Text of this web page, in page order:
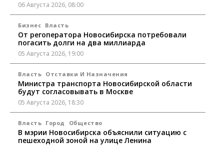
06 Августа 2026, 08:00
Бизнес Власть
От регоператора Новосибирска потребовали
погасить долги на два миллиарда
05 Августа 2026, 19:00
Власть Отставки И Назначения
Министра транспорта Новосибирской области
будут согласовывать в Москве
05 Августа 2026, 18:30
Власть Город Общество
В мэрии Новосибирска объяснили ситуацию с
пешеходной зоной на улице Ленина